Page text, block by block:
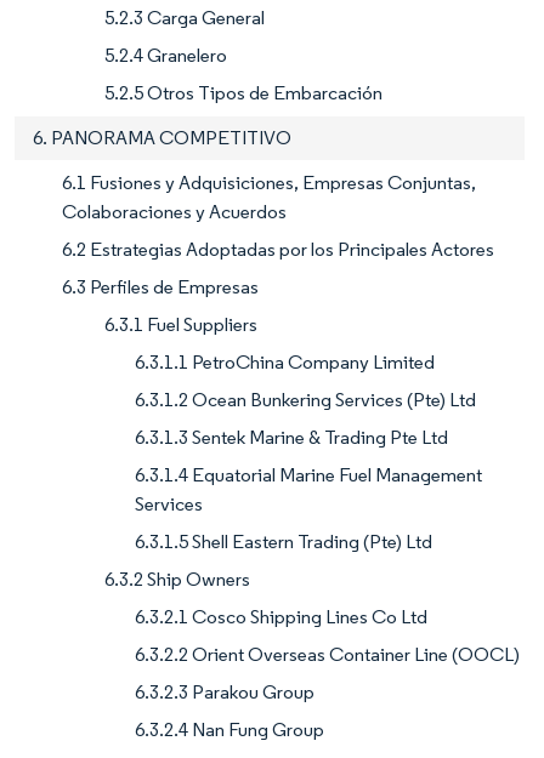
5.2.3 Carga General
5.2.4 Granelero
5.2.5 Otros Tipos de Embarcación
6. PANORAMA COMPETITIVO
6.1 Fusiones y Adquisiciones, Empresas Conjuntas,
Colaboraciones y Acuerdos
6.2 Estrategias Adoptadas por los Principales Actores
6.3 Perfiles de Empresas
6.3.1 Fuel Suppliers
6.3.1.1 PetroChina Company Limited
6.3.1.2 Ocean Bunkering Services (Pte) Ltd
6.3.1.3 Sentek Marine & Trading Pte Ltd
6.3.1.4 Equatorial Marine Fuel Management
Services
6.3.1.5 Shell Eastern Trading (Pte) Ltd
6.3.2 Ship Owners
6.3.2.1 Cosco Shipping Lines Co Ltd
6.3.2.2 Orient Overseas Container Line (OOCL)
6.3.2.3 Parakou Group
6.3.2.4 Nan Fung Group